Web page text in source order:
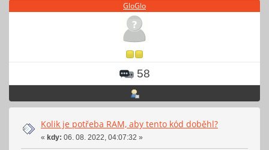
GloGlo
58
Kolik je potřeba RAM, aby tento kód doběhl?
« kdy: 06. 08. 2022, 04:07:32 »